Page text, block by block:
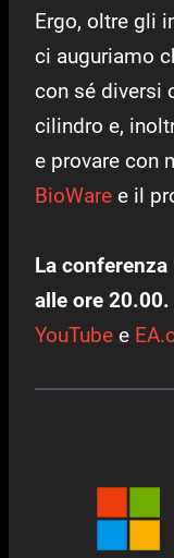
Ergo, oltre gli
ci auguriamo
con sé diversi
cilindro e,
e provare con
BioWare e il
La
alle ore
YouTube e